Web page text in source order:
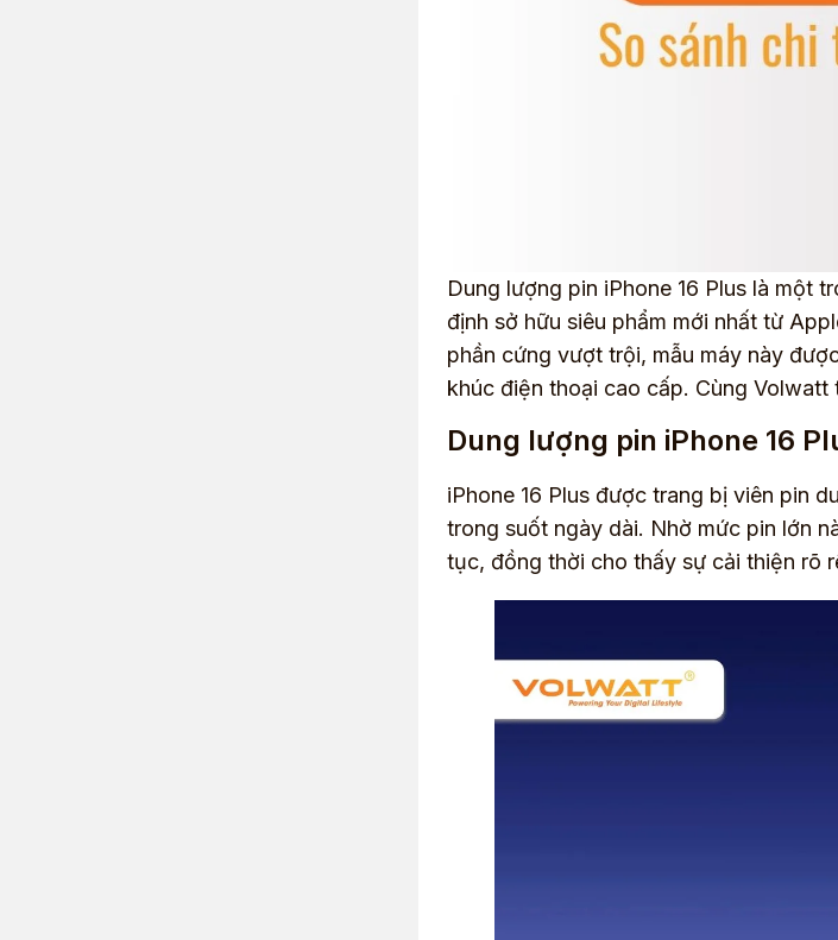
Dung lượng pin iPhone 16 Plus là một
định sở hữu siêu phẩm mới nhất từ
phần cứng vượt trội, mẫu máy này
khúc điện thoại cao cấp. Cùng
Dung lượng pin iPhone 16
iPhone 16 Plus được trang bị viên pin
trong suốt ngày dài. Nhờ mức pin lớn
tục, đồng thời cho thấy sự cải thiện rõ